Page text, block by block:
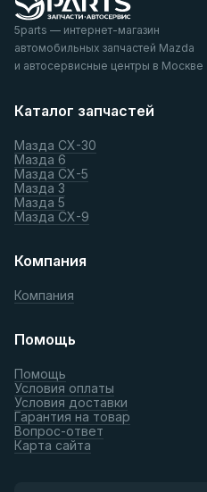
5parts — интернет-магазин
автомобильных запчастей Mazda
и автосервисные центры в Москве
Каталог запчастей
Мазда СХ-30
Мазда 6
Мазда СХ-5
Мазда 3
Мазда 5
Мазда СХ-9
Компания
Компания
Помощь
Помощь
Условия оплаты
Условия доставки
Гарантия на товар
Вопрос-ответ
Карта сайта